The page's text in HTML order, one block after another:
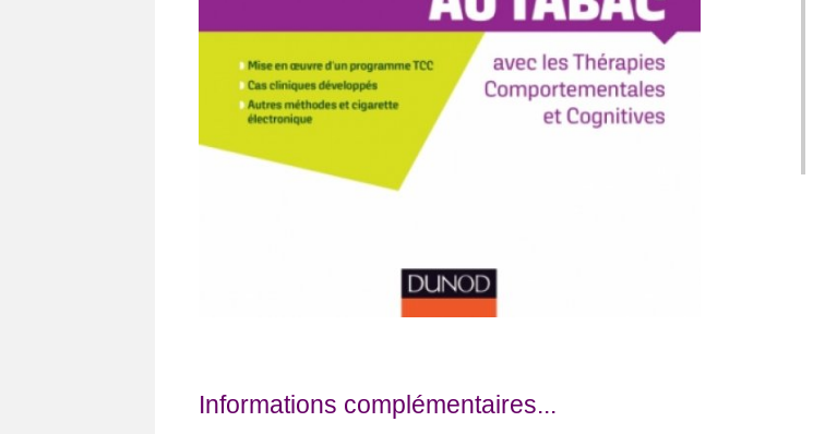
Informations complémentaires...